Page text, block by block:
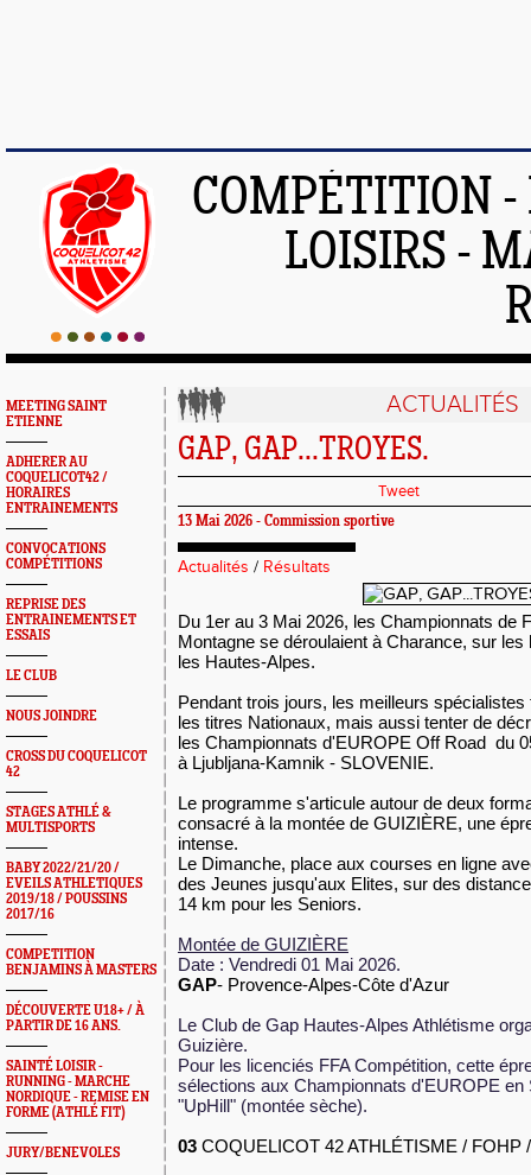
COMPÉTITION -
LOISIRS -
MEETING SAINT
ETIENNE
ADHERER AU
COQUELICOT42 /
HORAIRES
ENTRAINEMENTS
CONVOCATIONS
COMPÉTITIONS
REPRISE DES
ENTRAINEMENTS ET
ESSAIS
LE CLUB
NOUS JOINDRE
CROSS DU COQUELICOT
42
STAGES ATHLÉ &
MULTISPORTS
BABY 2022/21/20 /
EVEILS ATHLETIQUES
2019/18 / POUSSINS
2017/16
COMPETITION
BENJAMINS À MASTERS
DÉCOUVERTE U18+ / À
PARTIR DE 16 ANS.
SAINTÉ LOISIR -
RUNNING - MARCHE
NORDIQUE - REMISE EN
FORME (ATHLÉ FIT)
JURY/BENEVOLES
ACTUALITÉS
GAP, GAP...TROYES.
Tweet
13 Mai 2026 - Commission sportive
Actualités / Résultats
Du 1er au 3 Mai 2026, les Championnats de
Montagne se déroulaient à Charance, sur les
les Hautes-Alpes.
Pendant trois jours, les meilleurs
les titres Nationaux, mais aussi tenter de
les Championnats d'EUROPE Off Road du 0
à Ljubljana-Kamnik - SLOVENIE.
Le programme s'articule autour de deux
consacré à la montée de GUIZIÈRE, une
intense.
Le Dimanche, place aux courses en ligne
des Jeunes jusqu'aux Elites, sur des
14 km pour les Seniors.
Montée de GUIZIÈRE
Date : Vendredi 01 Mai 2026.
GAP- Provence-Alpes-Côte d'Azur
Le Club de Gap Hautes-Alpes Athlétisme
Guizière.
Pour les licenciés FFA Compétition, cette
sélections aux Championnats d'EUROPE
"UpHill" (montée sèche).
03 COQUELICOT 42 ATHLÉTISME / FOHP